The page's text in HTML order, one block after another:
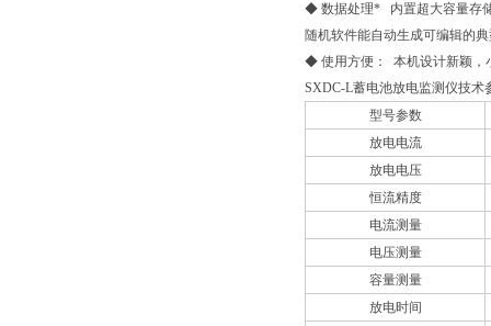
◆ 数据处理* 内置超大容量存储
随机软件能自动生成可编辑的
◆ 使用方便： 本机设计新颖，
SXDC-L蓄电池放电监测仪技术
型号参数
放电电流
放电电压
恒流精度
电流测量
电压测量
容量测量
放电时间